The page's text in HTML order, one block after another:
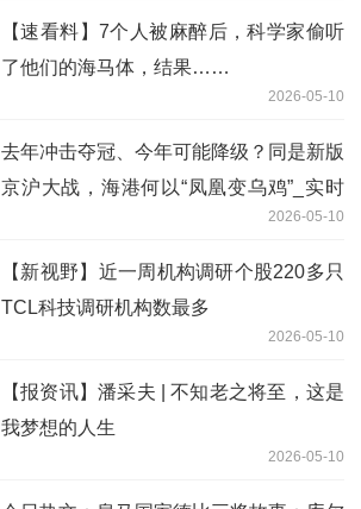
【速看料】7个人被麻醉后，科学家偷听
了他们的海马体，结果……
2026-05-10
去年冲击夺冠、今年可能降级？同是新版
京沪大战，海港何以“凤凰变乌鸡”_实时
2026-05-10
【新视野】近一周机构调研个股220多只
TCL科技调研机构数最多
2026-05-10
【报资讯】潘采夫 | 不知老之将至，这是
我梦想的人生
2026-05-10